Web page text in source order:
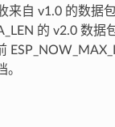
来自 v1.0 的数据
的 v2.0 数